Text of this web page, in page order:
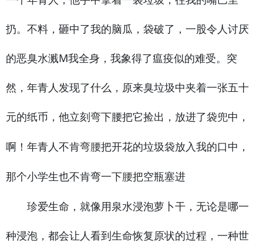
扔。不料，砸中了我的脑瓜，袋破了，一股令人讨厌
的恶臭水溅M我全身，我象得了瘟疫似的难受。突
然，年青人发现了什么，原来臭垃圾中夹着一张五十
元的纸币，他立刻弯下腰把它捡出，放进了袋兜中，
啊！年青人不肯弯腰把开花的垃圾袋放入我的口中，
那个小学生也不肯弯一下腰把空瓶塞进
珍爱生命，就像用泉水浸泡萝卜干，无论是哪一
种浸泡，都会让人看到生命恢复原状的过程，一种世